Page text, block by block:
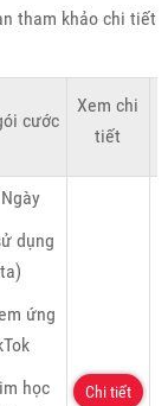
tham khảo chi tiết
cước
Xem chi
tiết
dụng
ứng
học
Chi tiết